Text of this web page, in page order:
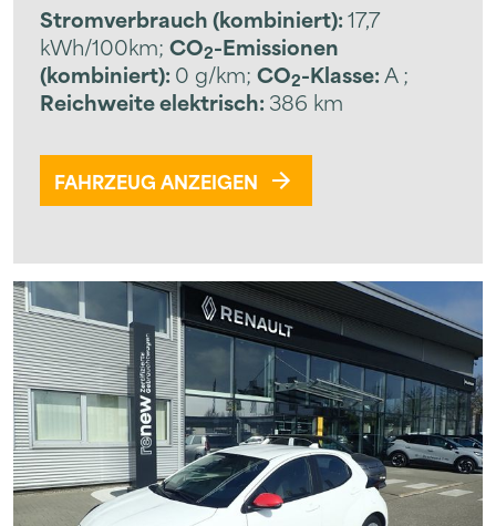
Stromverbrauch (kombiniert):17,7
kWh/100km; CO2-Emissionen
(kombiniert): 0 g/km; CO2-Klasse:A;
Reichweite elektrisch: 386 km
FAHRZEUG ANZEIGEN